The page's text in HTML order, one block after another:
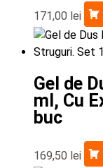
171,00 lei
Gel de
ml, Cu
buc
169,50 lei